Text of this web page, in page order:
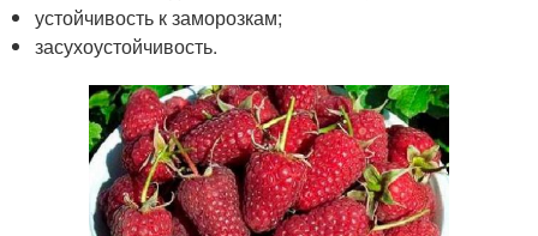
устойчивость к заморозкам;
засухоустойчивость.